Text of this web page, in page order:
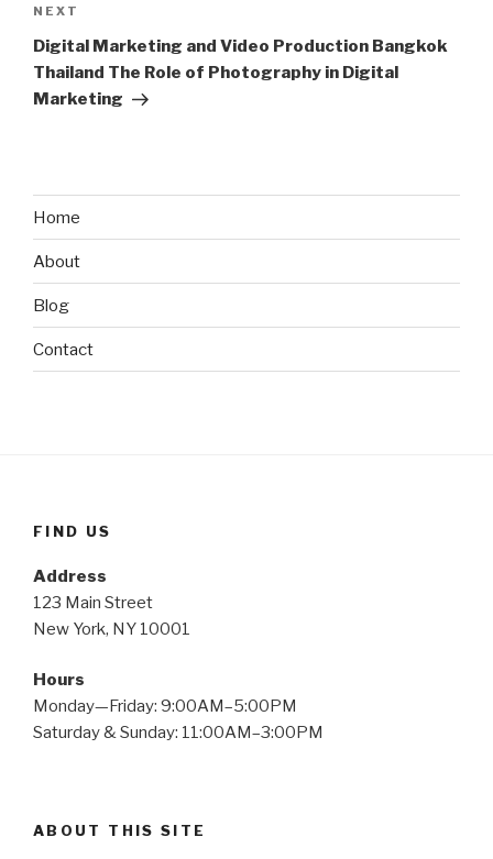
Next
Post
NEXT
Digital Marketing and Video Production Bangkok
Thailand The Role of Photography in Digital
Marketing
Home
About
Blog
Contact
FIND US
Address
123 Main Street
New York, NY 10001
Hours
Monday—Friday: 9:00AM–5:00PM
Saturday & Sunday: 11:00AM–3:00PM
ABOUT THIS SITE